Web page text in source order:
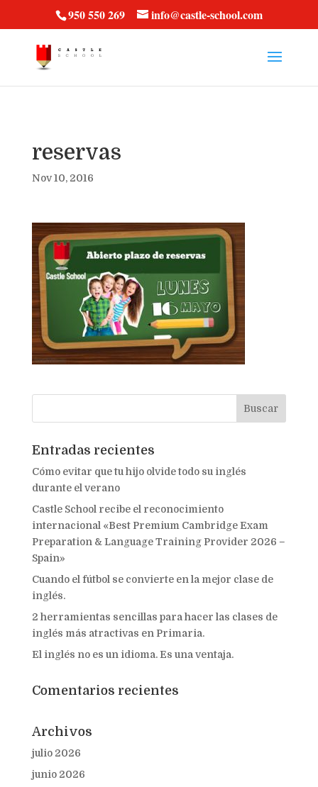
950 550 269 info@castle-school.com
reservas
Nov 10, 2016
Entradas recientes
Cómo evitar que tu hijo olvide todo su inglés
durante el verano
Castle School recibe el reconocimiento
internacional «Best Premium Cambridge Exam
Preparation & Language Training Provider 2026 –
Spain»
Cuando el fútbol se convierte en la mejor clase de
inglés.
2 herramientas sencillas para hacer las clases de
inglés más atractivas en Primaria.
El inglés no es un idioma. Es una ventaja.
Comentarios recientes
Archivos
julio 2026
junio 2026